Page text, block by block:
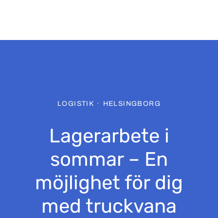
LOGISTIK · HELSINGBORG
Lagerarbete i
sommar – En
möjlighet för dig
med truckvana